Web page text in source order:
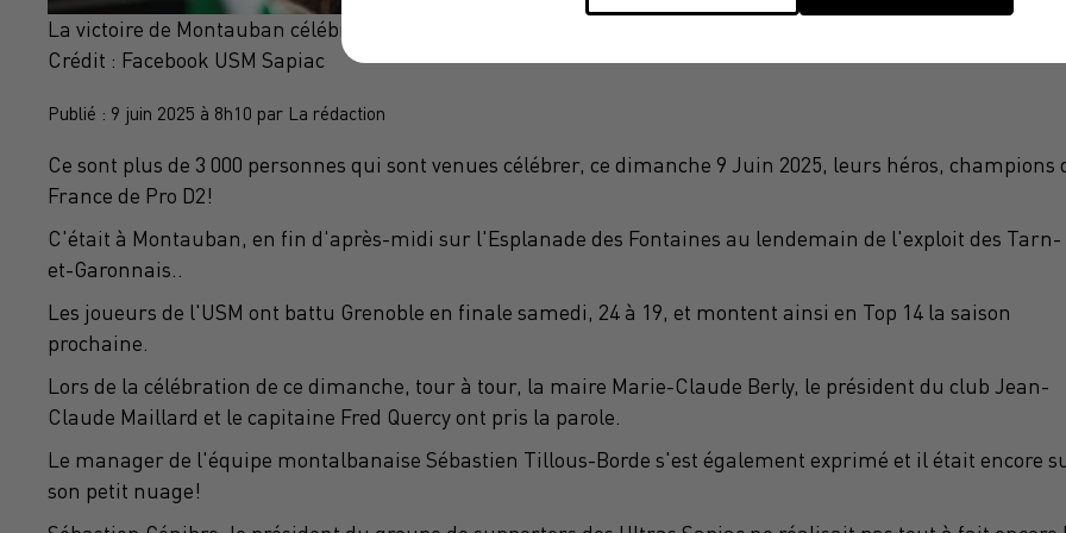
La victoire de Montauban célébrée depuis samedi
Crédit : Facebook USM Sapiac
Publié : 9 juin 2025 à 8h10 par La rédaction
Ce sont plus de 3 000 personnes qui sont venues célébrer, ce dimanche 9 Juin 2025, leurs héros, champions
France de Pro D2!
C'était à Montauban, en fin d'après-midi sur l'Esplanade des Fontaines au lendemain de l'exploit des Tarn-
et-Garonnais..
Les joueurs de l'USM ont battu Grenoble en finale samedi, 24 à 19, et montent ainsi en Top 14 la saison
prochaine.
Lors de la célébration de ce dimanche, tour à tour, la maire Marie-Claude Berly, le président du club Jean-
Claude Maillard et le capitaine Fred Quercy ont pris la parole.
Le manager de l'équipe montalbanaise Sébastien Tillous-Borde s'est également exprimé et il était encore
son petit nuage!